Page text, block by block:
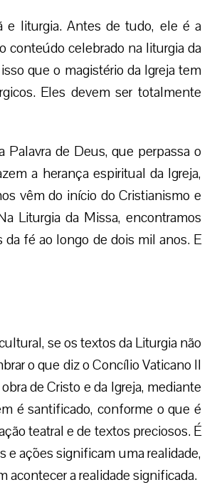
e liturgia. Antes de tudo, ele é a
conteúdo celebrado na liturgia da
que o magistério da Igreja tem
Eles devem ser totalmente
de Deus, que perpassa o
a herança espiritual da Igreja,
vêm do início do Cristianismo e
Liturgia da Missa, encontramos
fé ao longo de dois mil anos. E
se os textos da Liturgia não
o que diz o Concílio Vaticano II
de Cristo e da Igreja, mediante
é santificado, conforme o que é
teatral e de textos preciosos. É
e ações significam uma realidade,
acontecer a realidade significada.